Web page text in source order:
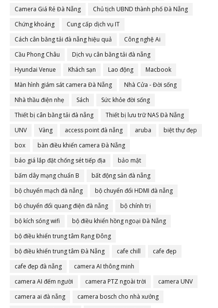
Camera Giá Rẻ Đà Nẵng
Chủ tịch UBND thành phố Đà Nẵng
Chứng khoáng
Cung cấp dịch vụ IT
Cách cân bằng tải đà nẵng hiệu quả
Công nghệ Ai
Cầu Phong Châu
Dịch vụ cân bằng tải đà nẵng
Hyundai Venue
Khách sạn Lao động
Macbook
Màn hình giám sát camera Đà Nẵng
Nhà Cửa - Đời sống
Nhà thầu điện nhẹ
Sách
Sức khỏe đời sống
Thiết bị cân bằng tải đà nẵng
Thiết bị lưu trữ NAS Đà Nẵng
UNV
Vàng access point đà nẵng aruba
biệt thự đẹp
box
bàn điều khiển camera Đà Nẵng
báo giá lắp đặt chống sét tiếp địa
bảo mật
bấm dây mạng chuẩn B
bất động sản đà nẵng
bộ chuyển mạch đà nẵng
bộ chuyển đổi HDMI đà nẵng
bộ chuyển đổi quang điện đà nẵng
bộ chính trị
bộ kích sóng wifi
bộ điều khiển hồng ngoại Đà Nẵng
bộ điều khiển trung tâm Rạng Đông
bộ điều khiển trung tâm Đà Nẵng
cafe chill
cafe đẹp
cafe đẹp đà nẵng
camera AI thông minh
camera AI đếm người
camera PTZ ngoài trời
camera UNV
camera ai đà nẵng
camera bosch cho nhà xưởng